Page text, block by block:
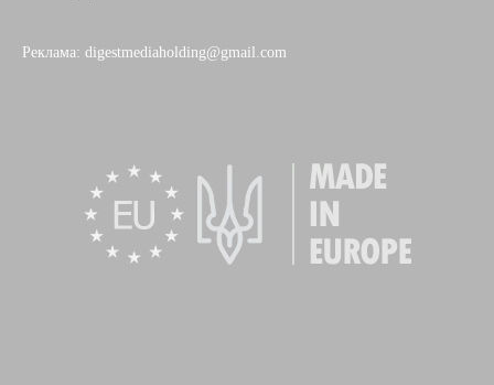
Реклама: digestmediaholding@gmail.com